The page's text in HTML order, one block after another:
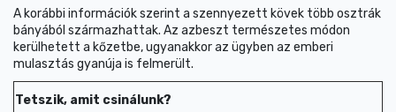
A korábbi információk szerint a szennyezett kövek több osztrák
bányából származhattak. Az azbeszt természetes módon
kerülhetett a kőzetbe, ugyanakkor az ügyben az emberi
mulasztás gyanúja is felmerült.
Tetszik, amit csinálunk?